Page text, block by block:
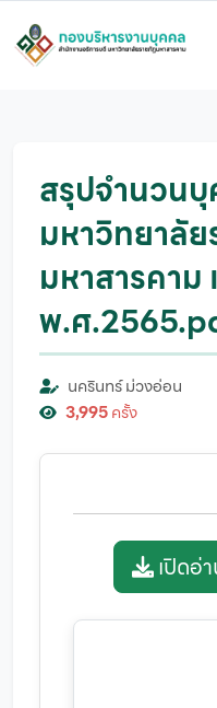
สรุปจำนวน
มหาวิทยาลั
มหาสารคาม
พ.ศ
นครินทร์ ม่วงอ่อน
3,995ครั้ง
เปิดอ่